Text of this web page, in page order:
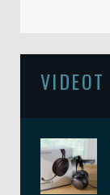
VIDEOT